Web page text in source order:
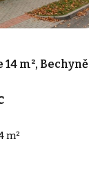
m², Bechyně
m²